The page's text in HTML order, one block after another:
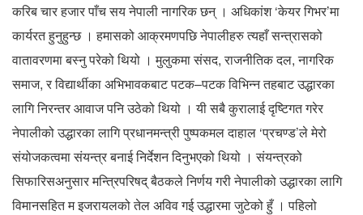
करिब चार हजार पाँच सय नेपाली नागरिक छन् । अधिकांश ‘केयर गिभर’मा
कार्यरत हुनुहुन्छ । हमासको आक्रमणपछि नेपालीहरु त्यहाँ सन्त्रासको
वातावरणमा बस्नु परेको थियो । मुलुकमा संसद, राजनीतिक दल, नागरिक
समाज, र विद्यार्थीका अभिभावकबाट पटक–पटक विभिन्न तहबाट उद्धारका
लागि निरन्तर आवाज पनि उठेको थियो । यी सबै कुरालाई दृष्टिगत गरेर
नेपालीको उद्धारका लागि प्रधानमन्त्री पुष्पकमल दाहाल ‘प्रचण्ड’ले मेरो
संयोजकत्वमा संयन्त्र बनाई निर्देशन दिनुभएको थियो । संयन्त्रको
सिफारिसअनुसार मन्त्रिपरिषद् बैठकले निर्णय गरी नेपालीको उद्धारका लागि
विमानसहित म इजरायलको तेल अविव गई उद्धारमा जुटेको हुँ । पहिलो